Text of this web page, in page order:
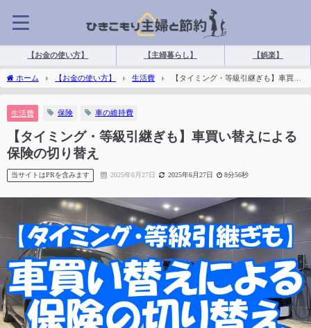
【お金の使い方】 【主婦暮らし】 【娯楽】
ホーム 【お金の使い方】 生活費
【タイミング・等級引継ぎも】車買い
生活費 保険 車の維持費
【タイミング・等級引継ぎも】車買い替えによる
保険の切り替え
当サイトはPRを含みます 2025年6月27日 2025年6月27日 8分56秒